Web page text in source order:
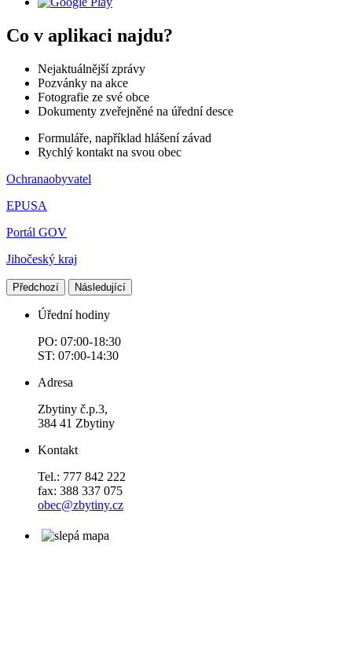
Co v aplikaci najdu?
Nejaktuálnější zprávy
Pozvánky na akce
Fotografie ze své obce
Dokumenty zveřejněné na úřední desce
Formuláře, například hlášení závad
Rychlý kontakt na svou obec
Ochranaobyvatel
EPUSA
Portál GOV
Jihočeský kraj
Předchozí Následující
Úřední hodiny
PO: 07:00-18:30
ST: 07:00-14:30
Adresa
Zbytiny č.p.3,
384 41 Zbytiny
Kontakt
Tel.: 777 842 222
fax: 388 337 075
obec@zbytiny.cz